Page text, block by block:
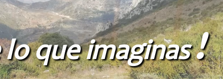
que imaginas!